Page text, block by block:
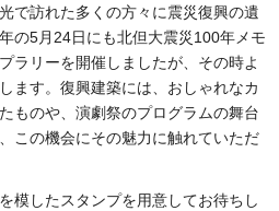
で訪れた多くの方々に震災復興の遺
の5月24日にも北但大震災100年メモ
ラリーを開催しましたが、その時よ
ます。復興建築には、おしゃれなカ
ものや、演劇祭のプログラムの舞台
この機会にその魅力に触れていただ
模したスタンプを用意してお待ちし